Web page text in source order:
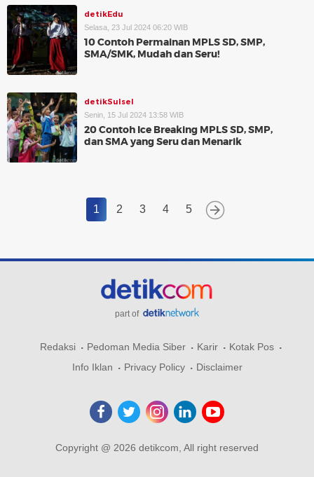
detikEdu
Selasa, 23 Jul 2024 06:20 WIB
10 Contoh Permainan MPLS SD, SMP,
SMA/SMK, Mudah dan Seru!
detikSulsel
Senin, 15 Jul 2024 13:58 WIB
20 Contoh Ice Breaking MPLS SD, SMP,
dan SMA yang Seru dan Menarik
1 2 3 4 5
part of
Redaksi Pedoman Media Siber Karir
Kotak Pos
Info Iklan
Privacy Policy Disclaimer
Copyright @ 2026 detikcom, All right reserved